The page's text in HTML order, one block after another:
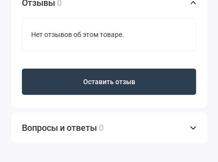
Отзывы 0
Нет отзывов об этом товаре.
Оставить отзыв
Вопросы и ответы 0